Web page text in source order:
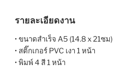
รายละเอียดงาน
• ขนาดสำเร็จ A5 (14.8 x 21ซม)
• สติ๊กเกอร์ PVC เงา 1 หน้า
• พิมพ์ 4 สี 1 หน้า